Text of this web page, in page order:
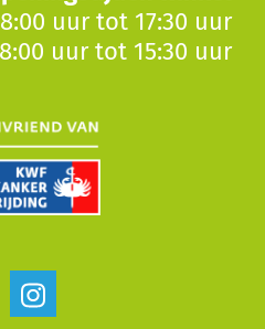
uur tot 17:30 uur
uur tot 15:30 uur